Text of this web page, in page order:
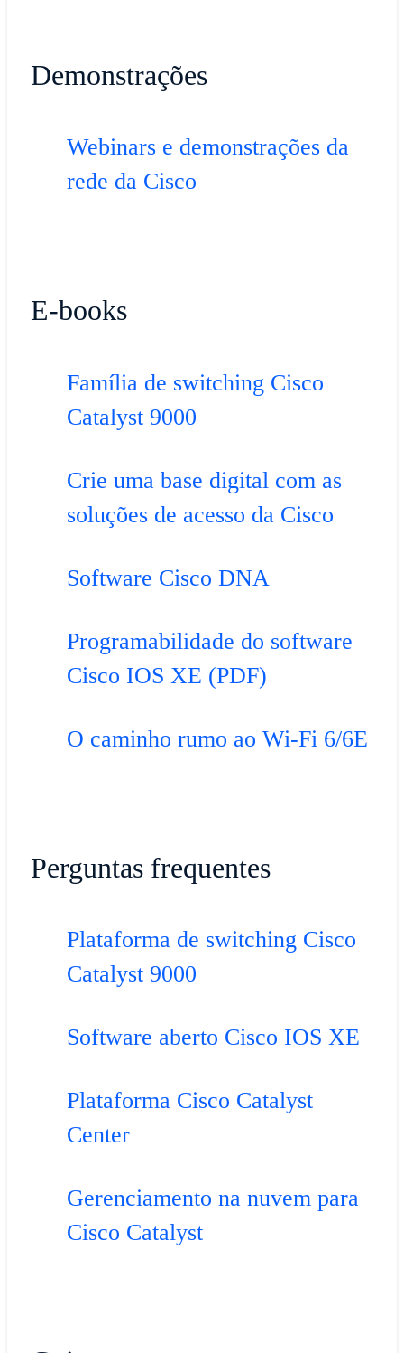
Demonstrações
Webinars e demonstrações da
rede da Cisco
E-books
Família de switching Cisco
Catalyst 9000
Crie uma base digital com as
soluções de acesso da Cisco
Software Cisco DNA
Programabilidade do software
Cisco IOS XE (PDF)
O caminho rumo ao Wi-Fi 6/6E
Perguntas frequentes
Plataforma de switching Cisco
Catalyst 9000
Software aberto Cisco IOS XE
Plataforma Cisco Catalyst
Center
Gerenciamento na nuvem para
Cisco Catalyst